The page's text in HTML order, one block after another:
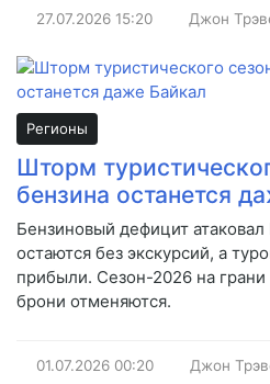
27.07.2026 15:20 Джон
Регионы
Шторм
бензина останется
Бензиновый дефицит атаковал
остаются без экскурсий, а
прибыли. Сезон-2026 на грани
брони отменяются.
01.07.2026 00:20 Джон